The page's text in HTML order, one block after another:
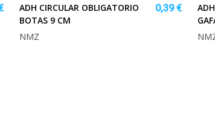
ADH CIRCULAR OBLIGATORIO
BOTAS 9 CM
0,39 €
NMZ